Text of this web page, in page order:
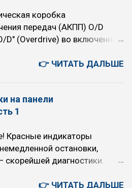
коробка
передач (АКПП) O/D
D" (Overdrive) во включенном
При нажатой кнопке
При
Overdrive автомобиль
Когда
использовать режим
при равномерном
на скоростных участках) на
👉 ЧИТАТЬ ДАЛЬШЕ
на панели
1
Красные индикаторы
остановки,
диагностики.
желтый восклицательный
👉 ЧИТАТЬ ДАЛЬШЕ